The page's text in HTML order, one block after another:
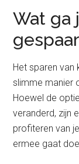
Wat ga
Het sparen
slimme manier
Hoewel de
veranderd, zijn
profiteren van
ermee gaat